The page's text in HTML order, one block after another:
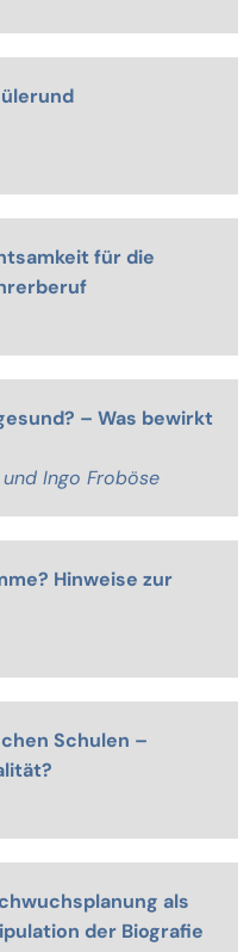
für die
– Was bewirkt
Ingo Froböse
Hinweise zur
Schulen –
als
der Biografie